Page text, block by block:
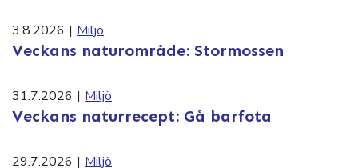
3.8.2026 | Miljö
Veckans naturområde: Stormossen
31.7.2026 | Miljö
Veckans naturrecept: Gå barfota
29.7.2026 | Miljö